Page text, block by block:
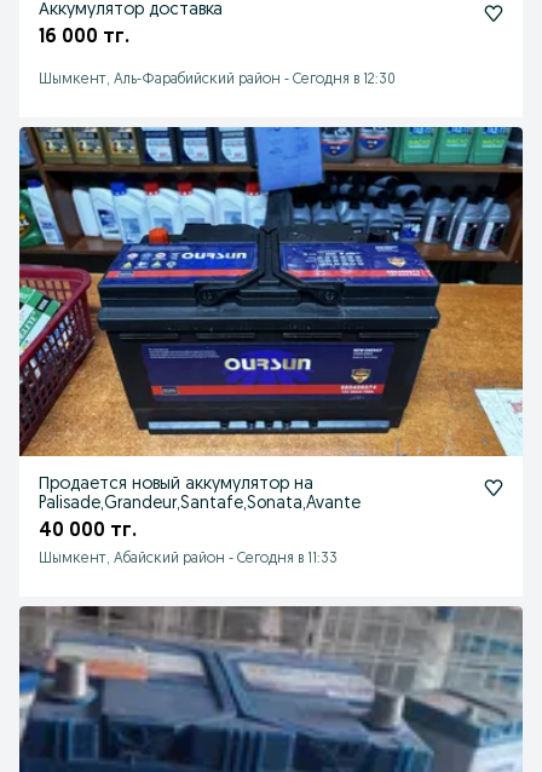
Аккумулятор доставка
16 000 тг.
Шымкент, Аль-Фарабийский район - Сегодня в 12:30
Продается новый аккумулятор на
Palisade,Grandeur,Santafe,Sonata,Avante
40 000 тг.
Шымкент, Абайский район - Сегодня в 11:33